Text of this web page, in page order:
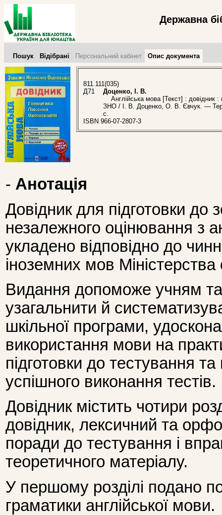
Державна
Пошук Відібрані Персональний кабінет Опис документа
811.111(035)
Д71
Доценко, І. В.
Англійська мова [Текст] : довідник
ЗНО / І. В. Доценко, О. В. Євчук. —
с.
ISBN 966-07-2807-3
- Анотація
Довідник для підготовки до
незалежного оцінювання з
укладено відповідно до
іноземних мов Міністерства
Видання допоможе учням та
узагальнити й
шкільної програми,
використання мови на
підготовки до тестування
успішного виконання тестів.
Довідник містить чотири
довідник, лексичний та
поради до тестування і
теоретичного матеріалу.
У першому розділі подано
граматики англійської мови.